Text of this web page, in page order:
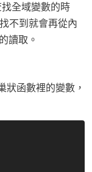
全域變數的時
不到就會再從內
讀取。
狀函數裡的變數，